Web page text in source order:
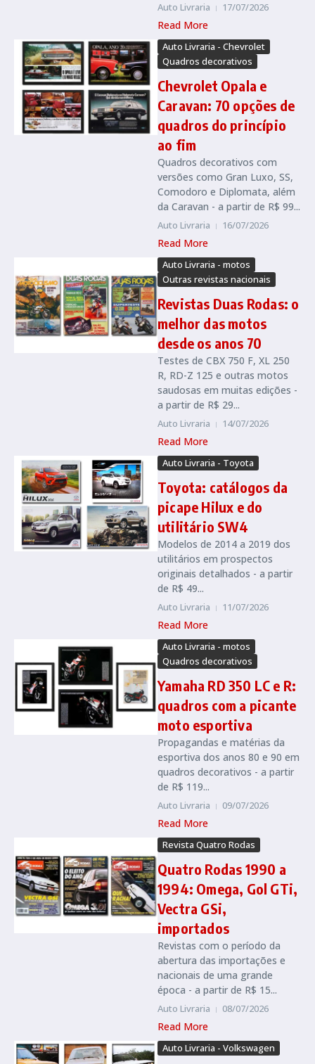
Auto Livraria 17/07/2026
Read More
Auto Livraria - Chevrolet
Quadros decorativos
Chevrolet Opala e
Caravan: 70 opções de
quadros do princípio
ao fim
Quadros decorativos com
versões como Gran Luxo, SS,
Comodoro e Diplomata, além
da Caravan - a partir de R$ 99...
Auto Livraria 16/07/2026
Read More
Auto Livraria - motos
Outras revistas nacionais
Revistas Duas Rodas: o
melhor das motos
desde os anos 70
Testes de CBX 750 F, XL 250
R, RD-Z 125 e outras motos
saudosas em muitas edições -
a partir de R$ 29...
Auto Livraria 14/07/2026
Read More
Auto Livraria - Toyota
Toyota: catálogos da
picape Hilux e do
utilitário SW4
Modelos de 2014 a 2019 dos
utilitários em prospectos
originais detalhados - a partir
de R$ 49...
Auto Livraria 11/07/2026
Read More
Auto Livraria - motos
Quadros decorativos
Yamaha RD 350 LC e R:
quadros com a picante
moto esportiva
Propagandas e matérias da
esportiva dos anos 80 e 90 em
quadros decorativos - a partir
de R$ 119...
Auto Livraria 09/07/2026
Read More
Revista Quatro Rodas
Quatro Rodas 1990 a
1994: Omega, Gol GTi,
Vectra GSi,
importados
Revistas com o período da
abertura das importações e
nacionais de uma grande
época - a partir de R$ 15...
Auto Livraria 08/07/2026
Read More
Auto Livraria - Volkswagen